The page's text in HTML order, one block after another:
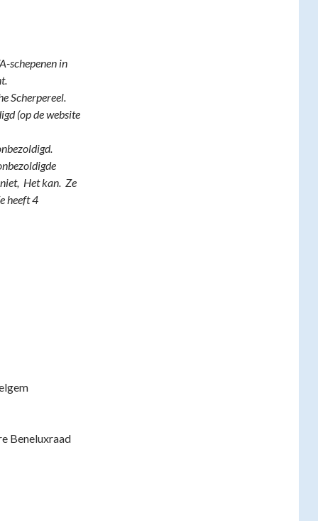
schepenen in
Scherpereel.
(op de website
Het kan. Ze
heeft 4
Beneluxraad